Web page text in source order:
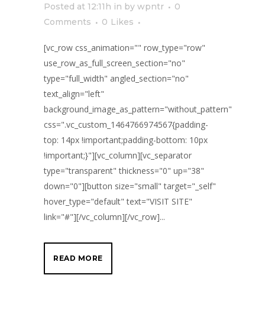
Posted at 12:11h in by wpntr
0
Comments
0 Likes
[vc_row css_animation="" row_type="row"
use_row_as_full_screen_section="no"
type="full_width" angled_section="no"
text_align="left"
background_image_as_pattern="without_pattern"
css=".vc_custom_1464766974567{padding-
top: 14px !important;padding-bottom: 10px
!important;}"][vc_column][vc_separator
type="transparent" thickness="0" up="38"
down="0"][button size="small" target="_self"
hover_type="default" text="VISIT SITE"
link="#"][/vc_column][/vc_row]...
READ MORE